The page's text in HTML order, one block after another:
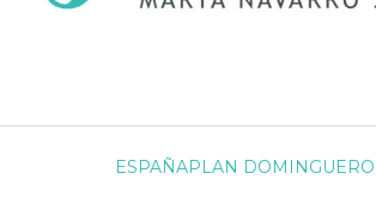
ESPAÑAPLAN DOMINGUERO